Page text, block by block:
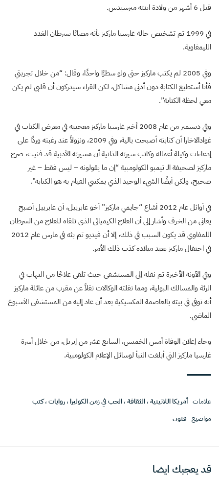
قبل 6 أشهر من ولادة ابنته ميرسيدس.
في 1999 تم تشخيص حالة غارسيا ماركيز بأنه مصابًا بسرطان الغدد
الليمفاوية.
وفي 2005 لم يكتب ماركيز حتى ولو سطرًا واحدًا، وقال: “من خلال تجربتي
فأنا أستطيع الكتابة دون أدنى مشاكل، لكن القراء سيدركون أن قلبي لم يكن
معي لحظة الكتابة”.
وفي ديسمبر من عام 2008 أخبر غارسيا ماركيز معجبيه في معرض الكتاب في
غوادالاخارا أن كتابته أصبحت بالية، وفي 2009، ونزولاً عند رغبته وردًا على
إدعاءات وكيلة أعماله وكاتب سيرته الذاتية أن مسيرته الأدبية قد فنيت، صرح
ماركيز لصحيفة الـ تيمبو الكولومبية “إن ما يقولونه – ليس فقط – غير
صحيح، ولكن أيضًا الشيء الوحيد الذي يمكنني القيام به هو الكتابة”.
في أوائل عام 2012 أشاع “جايمي ماركيز” أخو غابرييل، أن غابرييل أصبح
يعاني من الخرف وأشار إلى أن العلاج الكيميائي الذي تلقاه للعلاج من السرطان
اللمفاوي قد يكون السبب في ذلك، إلا أن فيديو تم بثه في مارس عام 2012
في احتفال ماركيز بعيد ميلاده كذب ذلك الأمر.
وفي الآونة الأخيرة تم نقله إلى المستشفى حيث تلقى علاجًا من التهاب في
الرئة والمسالك البولية، ومما نقلته الوكالات نقلاً عن مقرب من عائلة ماركيز
أنه توفي في بيته بالعاصمة المكسيكية بعد أن عاد إليه من المستشفى الأسبوع
الماضي.
وجاء إعلان الوفاة أمس الخميس، السابع عشر من إبريل، من خلال أسرة
غارسيا ماركيز التي أبلغت النبأ لوسائل الإعلام الكولومبية.
علامات أمريكا اللاتينية،الثقافة،الحب في زمن الكوليرا،روايات،كتب
مواضيع فنون
قد يعجبك ايضا